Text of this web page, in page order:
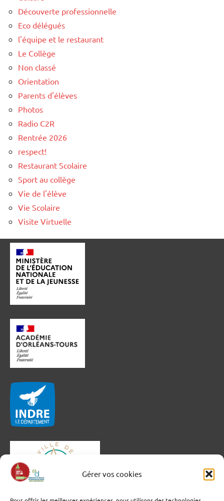
Gérer vos cookies
Découverte professionnelle
Eco délégués
l'équipe et le restaurant
Le Collège
Non classé
Orientation
Parents d'élèves
Photos
Radio C2R
Rentrée 2026
respect!
Restaurant Scolaire
Sport au collège
Vie de l'élève
Vie Scolaire
Visite Virtuelle